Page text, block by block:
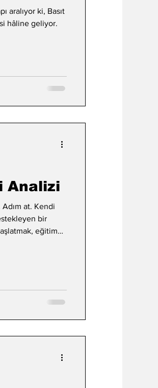
aralıyor ki, Basıt
hâline geliyor.
Analizi
at. Kendi
bir
eğitime